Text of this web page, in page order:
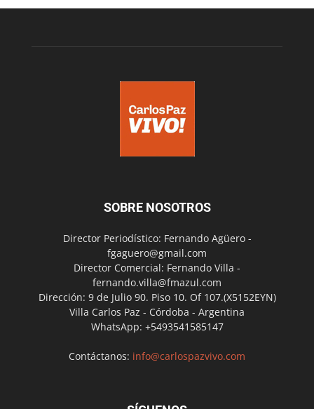
SOBRE NOSOTROS
Director Periodístico: Fernando Agüero -
fgaguero@gmail.com
Director Comercial: Fernando Villa -
fernando.villa@fmazul.com
Dirección: 9 de Julio 90. Piso 10. Of 107.(X5152EYN)
Villa Carlos Paz - Córdoba - Argentina
WhatsApp: +5493541585147
Contáctanos: info@carlospazvivo.com